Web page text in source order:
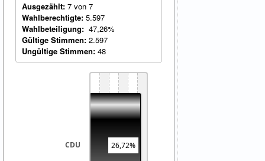
Ausgezählt: 7 von 7
Wahlberechtigte: 5.597
Wahlbeteiligung: 47,26%
Gültige Stimmen: 2.597
Ungültige Stimmen: 48
CDU 26,72%